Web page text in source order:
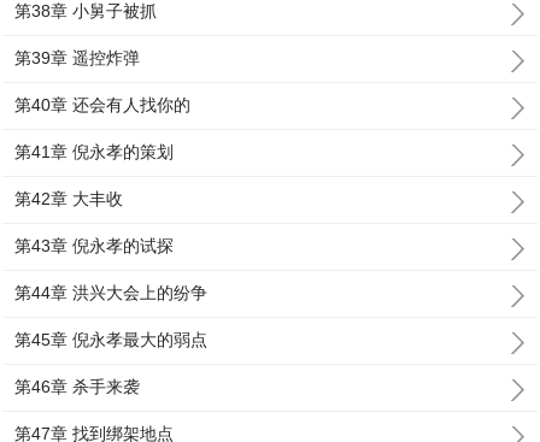
第38章 小舅子被抓
第39章 遥控炸弹
第40章 还会有人找你的
第41章 倪永孝的策划
第42章 大丰收
第43章 倪永孝的试探
第44章 洪兴大会上的纷争
第45章 倪永孝最大的弱点
第46章 杀手来袭
第47章 找到绑架地点